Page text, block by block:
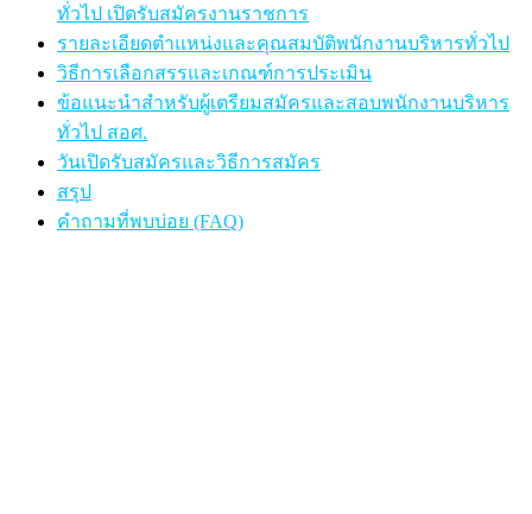
ทั่วไป เปิดรับสมัครงานราชการ
รายละเอียดตำแหน่งและคุณสมบัติพนักงานบริหารทั่วไป
วิธีการเลือกสรรและเกณฑ์การประเมิน
ข้อแนะนำสำหรับผู้เตรียมสมัครและสอบพนักงานบริหาร
ทั่วไป สอศ.
วันเปิดรับสมัครและวิธีการสมัคร
สรุป
คำถามที่พบบ่อย (FAQ)